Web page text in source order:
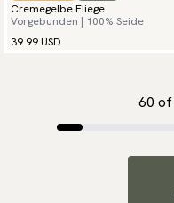
Cremegelbe Fliege
Vorgebunden | 100% Seide
39.99 USD
60 of